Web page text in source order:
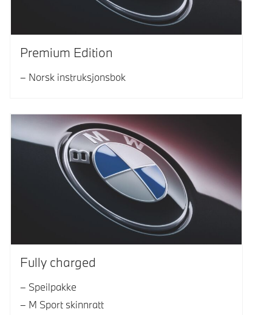
Premium Edition
Norsk instruksjonsbok
Fully charged
Speilpakke
M Sport skinnratt